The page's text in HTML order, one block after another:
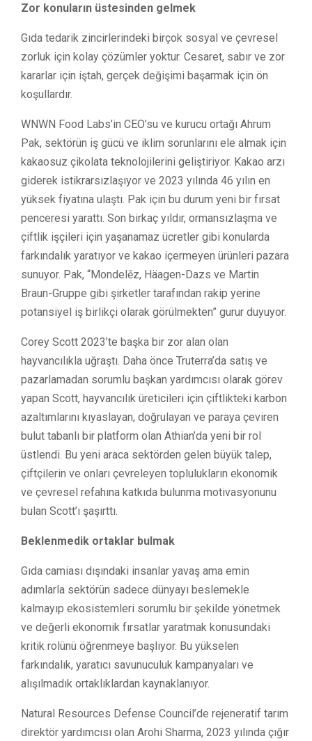
Zor konuların üstesinden gelmek
Gıda tedarik zincirlerindeki birçok sosyal ve çevresel
zorluk için kolay çözümler yoktur. Cesaret, sabır ve zor
kararlar için iştah, gerçek değişimi başarmak için ön
koşullardır.
WNWN Food Labs’in CEO’su ve kurucu ortağı Ahrum
Pak, sektörün iş gücü ve iklim sorunlarını ele almak için
kakaosuz çikolata teknolojilerini geliştiriyor. Kakao arzı
giderek istikrarsızlaşıyor ve 2023 yılında 46 yılın en
yüksek fiyatına ulaştı. Pak için bu durum yeni bir fırsat
penceresi yarattı. Son birkaç yıldır, ormansızlaşma ve
çiftlik işçileri için yaşanamaz ücretler gibi konularda
farkındalık yaratıyor ve kakao içermeyen ürünleri pazara
sunuyor. Pak, “Mondelēz, Häagen-Dazs ve Martin
Braun-Gruppe gibi şirketler tarafından rakip yerine
potansiyel iş birlikçi olarak görülmekten” gurur duyuyor.
Corey Scott 2023’te başka bir zor alan olan
hayvancılıkla uğraştı. Daha önce Truterra’da satış ve
pazarlamadan sorumlu başkan yardımcısı olarak görev
yapan Scott, hayvancılık üreticileri için çiftlikteki karbon
azaltımlarını kıyaslayan, doğrulayan ve paraya çeviren
bulut tabanlı bir platform olan Athian’da yeni bir rol
üstlendi. Bu yeni araca sektörden gelen büyük talep,
çiftçilerin ve onları çevreleyen toplulukların ekonomik
ve çevresel refahına katkıda bulunma motivasyonunu
bulan Scott’ı şaşırttı.
Beklenmedik ortaklar bulmak
Gıda camiası dışındaki insanlar yavaş ama emin
adımlarla sektörün sadece dünyayı beslemekle
kalmayıp ekosistemleri sorumlu bir şekilde yönetmek
ve değerli ekonomik fırsatlar yaratmak konusundaki
kritik rolünü öğrenmeye başlıyor. Bu yükselen
farkındalık, yaratıcı savunuculuk kampanyaları ve
alışılmadık ortaklıklardan kaynaklanıyor.
Natural Resources Defense Council’de rejeneratif tarım
direktör yardımcısı olan Arohi Sharma, 2023 yılında çığır